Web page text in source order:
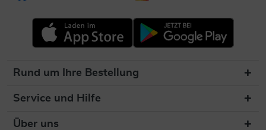
Rund um Ihre Bestellung
Service und Hilfe
Über uns